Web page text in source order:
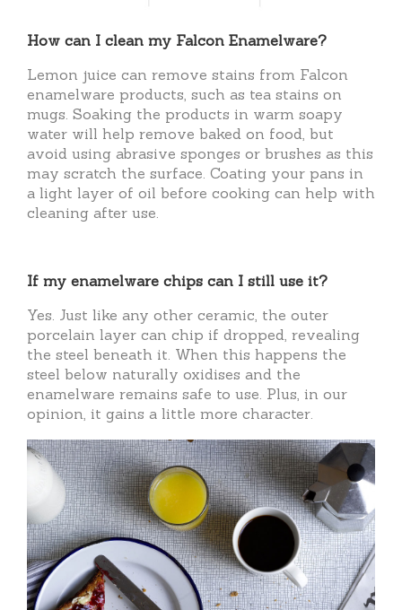
How can I clean my Falcon Enamelware?
Lemon juice can remove stains from Falcon
enamelware products, such as tea stains on
mugs. Soaking the products in warm soapy
water will help remove baked on food, but
avoid using abrasive sponges or brushes as this
may scratch the surface. Coating your pans in
a light layer of oil before cooking can help with
cleaning after use.
If my enamelware chips can I still use it?
Yes. Just like any other ceramic, the outer
porcelain layer can chip if dropped, revealing
the steel beneath it. When this happens the
steel below naturally oxidises and the
enamelware remains safe to use. Plus, in our
opinion, it gains a little more character.